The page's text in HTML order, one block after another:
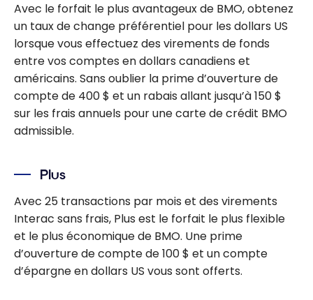
Avec le forfait le plus avantageux de BMO, obtenez
un taux de change préférentiel pour les dollars US
lorsque vous effectuez des virements de fonds
entre vos comptes en dollars canadiens et
américains. Sans oublier la prime d’ouverture de
compte de 400 $ et un rabais allant jusqu’à 150 $
sur les frais annuels pour une carte de crédit BMO
admissible.
Plus
Avec 25 transactions par mois et des virements
Interac sans frais, Plus est le forfait le plus flexible
et le plus économique de BMO. Une prime
d’ouverture de compte de 100 $ et un compte
d’épargne en dollars US vous sont offerts.